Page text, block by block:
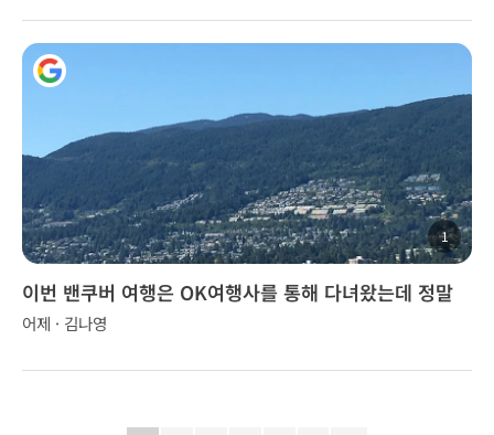
1
이번 밴쿠버 여행은 OK여행사를 통해 다녀왔는데 정말
좋았습니다.
어제 · 김나영